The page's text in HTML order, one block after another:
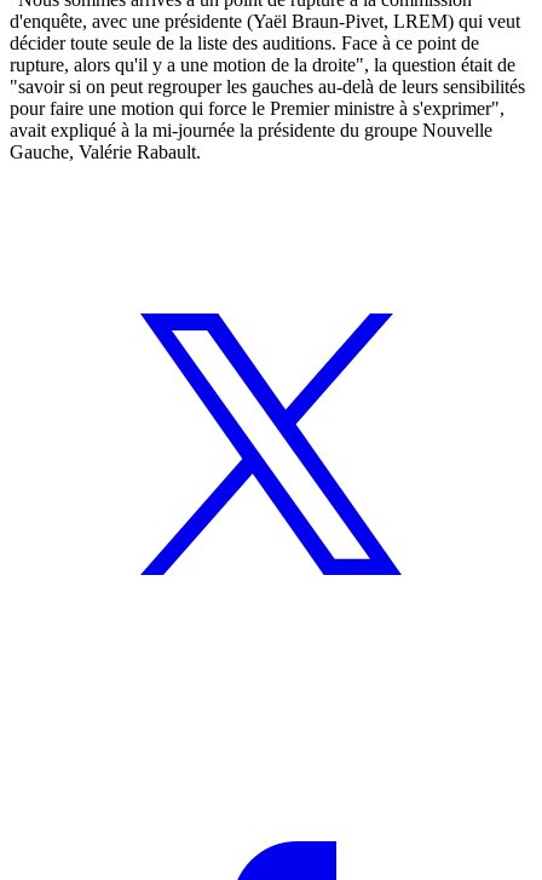
d'enquête, avec une présidente (Yaël Braun-Pivet, LREM) qui veut
décider toute seule de la liste des auditions. Face à ce point de
rupture, alors qu'il y a une motion de la droite", la question était de
"savoir si on peut regrouper les gauches au-delà de leurs sensibilités
pour faire une motion qui force le Premier ministre à s'exprimer",
avait expliqué à la mi-journée la présidente du groupe Nouvelle
Gauche, Valérie Rabault.